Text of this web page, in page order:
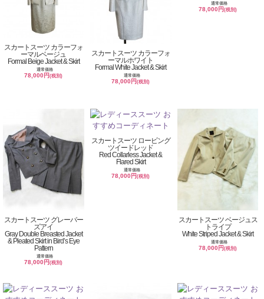
スカートスーツ カラーフォ
ーマルベージュ
Formal Beige Jacket & Skirt
通常価格
78,000円(税別)
スカートスーツ カラーフォ
ーマルホワイト
Formal White Jacket & Skirt
通常価格
78,000円(税別)
通常価格
78,000円(税別)
スカートスーツ グレーバー
ズアイ
Gray Double Breasted Jacket
& Pleated Skirt in Bird’s Eye
Pattern
通常価格
78,000円(税別)
スカートスーツ ロービング
ツイードレッド
Red Collarless Jacket &
Flared Skirt
通常価格
78,000円(税別)
スカートスーツ ベージュス
トライプ
White Striped Jacket & Skirt
通常価格
78,000円(税別)